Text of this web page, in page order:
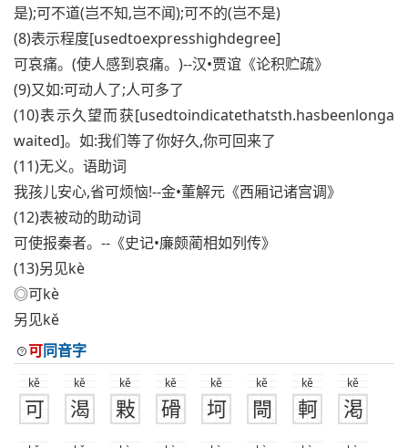
是);可不道(岂不知,岂不闻);可不的(岂不是)
(8)表示程度[usedtoexpresshighdegree]
可哀痛。(使人感到哀痛。)--汉•贾谊《论积贮疏》
(9)又如:可动人了;人可多了
(10)表示久望而获[usedtoindicatethatsth.hasbeenlonga
waited]。如:我们等了你好久,你可回来了
(11)无义。语助词
我孩儿安心,省可烦恼!--金•董解元《西厢记诸宫调》
(12)表被动的助动词
可使报秦者。--《史记•廉颇蔺相如列传》
(13)另见kè
◎可kè
另见kě
可同音字
kě
可
kě
渴
kě
敤
kě
磆
kě
坷
kě
閜
kě
軻
kě
渇